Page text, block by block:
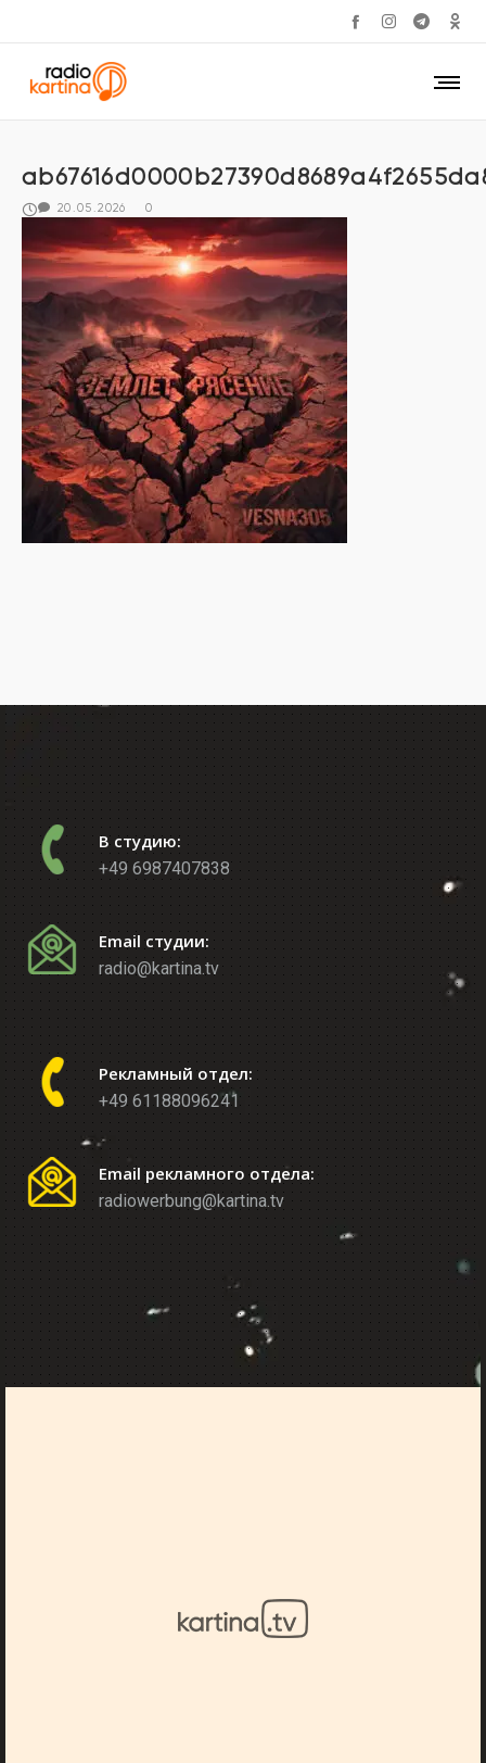
20.05.2026 0
В студию:
+49 6987407838
Email студии:
radio@kartina.tv
Рекламный отдел:
+49 61188096241
Email рекламного отдела:
radiowerbung@kartina.tv